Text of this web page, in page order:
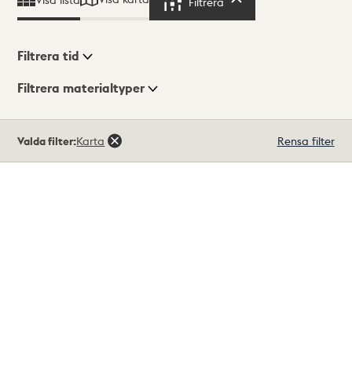
Visningsläge
Filtrera tid
Filtrera materialtyper
träffar
Valda filter:Karta Rensa filter